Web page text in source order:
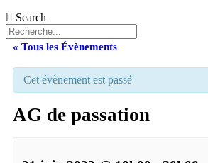
Search
« Tous les Évènements
Cet évènement est passé
AG de passation